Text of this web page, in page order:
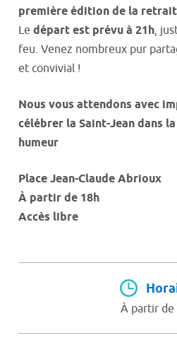
première édition de la
Le départ est prévu à 21h,
feu. Venez nombreux pur
et convivial !
Nous vous attendons avec
célébrer la Saint-Jean dans
humeur
Place Jean-Claude Abrioux
À partir de 18h
Accès libre
À partir de